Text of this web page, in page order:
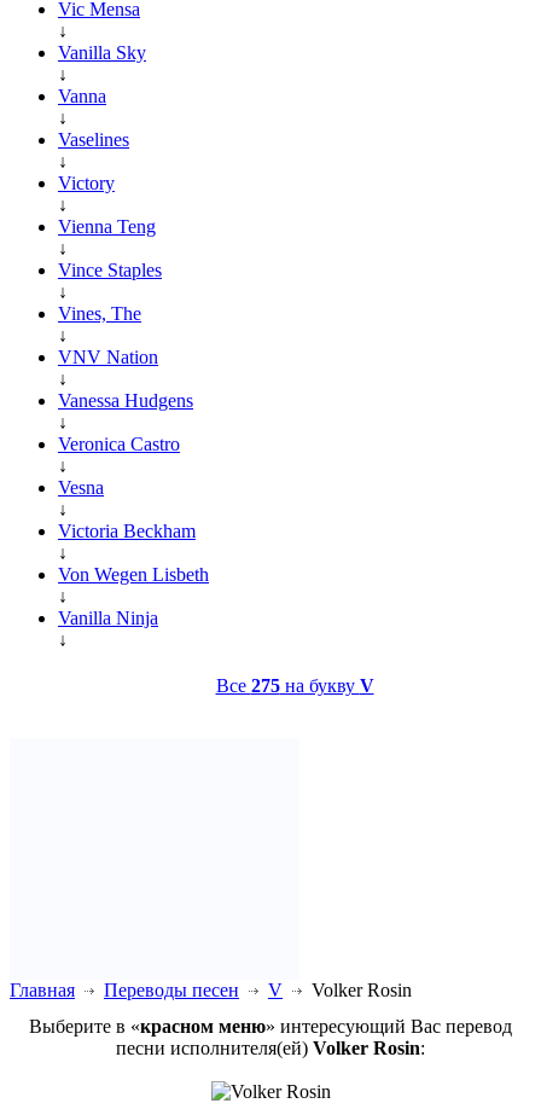
Vic Mensa
↓
Vanilla Sky
↓
Vanna
↓
Vaselines
↓
Victory
↓
Vienna Teng
↓
Vince Staples
↓
Vines, The
↓
VNV Nation
↓
Vanessa Hudgens
↓
Veronica Castro
↓
Vesna
↓
Victoria Beckham
↓
Von Wegen Lisbeth
↓
Vanilla Ninja
↓
Все 275на букву V
Главная Переводы песен V
Volker Rosin
Выберите в «красном меню» интересующий Вас перевод
песни исполнителя(ей) Volker Rosin: